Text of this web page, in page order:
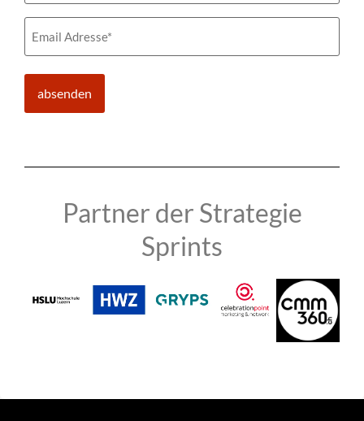
Funktion
Email
(erforderlich)
Partner der Strategie
Sprints